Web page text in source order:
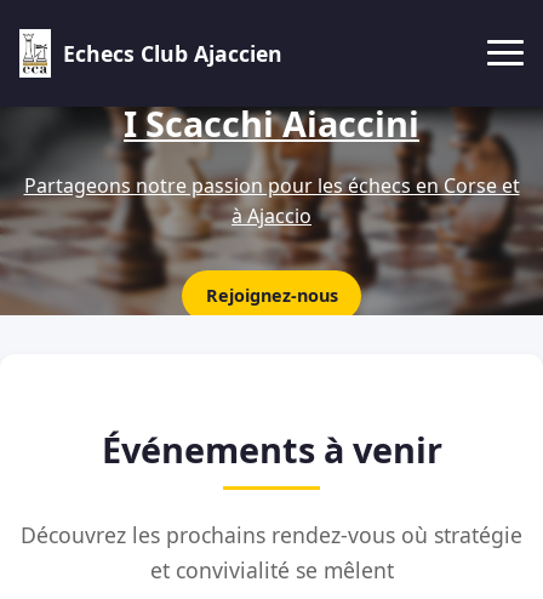
Echecs Club Ajaccien
I Scacchi Aiaccini
Partageons notre passion pour les échecs en Corse et
à Ajaccio
Rejoignez-nous
Événements à venir
Découvrez les prochains rendez-vous où stratégie
et convivialité se mêlent